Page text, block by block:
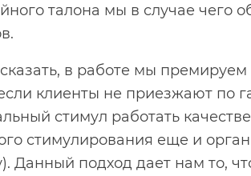
талона мы в случае
в работе мы
клиенты не приезжают по
стимул работать
стимулирования еще и
Данный подход дает нам то,